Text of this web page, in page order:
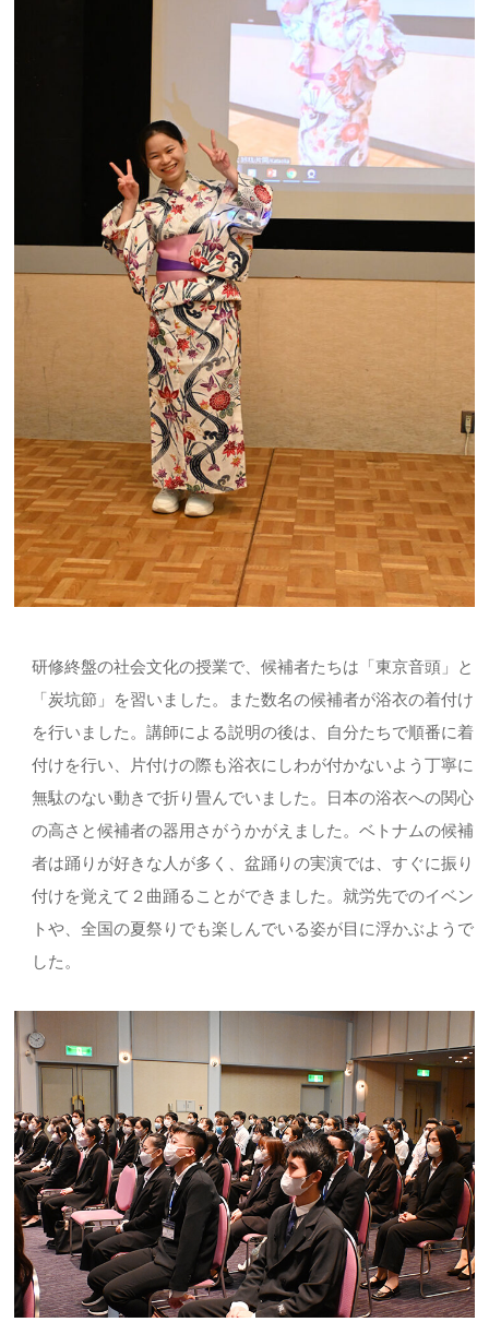
研修終盤の社会文化の授業で、候補者たちは「東京音頭」と
「炭坑節」を習いました。また数名の候補者が浴衣の着付け
を行いました。講師による説明の後は、自分たちで順番に着
付けを行い、片付けの際も浴衣にしわが付かないよう丁寧に
無駄のない動きで折り畳んでいました。日本の浴衣への関心
の高さと候補者の器用さがうかがえました。ベトナムの候補
者は踊りが好きな人が多く、盆踊りの実演では、すぐに振り
付けを覚えて２曲踊ることができました。就労先でのイベン
トや、全国の夏祭りでも楽しんでいる姿が目に浮かぶようで
した。